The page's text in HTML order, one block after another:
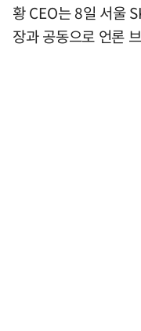
황 CEO는 8일 서울
장과 공동으로 언론